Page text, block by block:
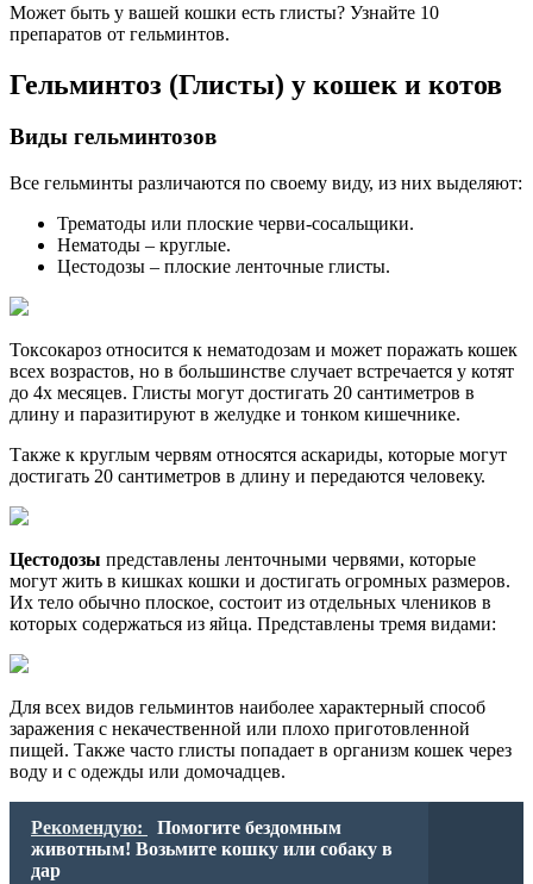
Может быть у вашей кошки есть глисты? Узнайте 10
препаратов от гельминтов.
Гельминтоз (Глисты) у кошек и котов
Виды гельминтозов
Все гельминты различаются по своему виду, из них выделяют:
Трематоды или плоские черви-сосальщики.
Нематоды – круглые.
Цестодозы – плоские ленточные глисты.
Токсокароз относится к нематодозам и может поражать кошек
всех возрастов, но в большинстве случает встречается у котят
до 4х месяцев. Глисты могут достигать 20 сантиметров в
длину и паразитируют в желудке и тонком кишечнике.
Также к круглым червям относятся аскариды, которые могут
достигать 20 сантиметров в длину и передаются человеку.
Цестодозы представлены ленточными червями, которые
могут жить в кишках кошки и достигать огромных размеров.
Их тело обычно плоское, состоит из отдельных члеников в
которых содержаться из яйца. Представлены тремя видами:
Для всех видов гельминтов наиболее характерный способ
заражения с некачественной или плохо приготовленной
пищей. Также часто глисты попадает в организм кошек через
воду и с одежды или домочадцев.
Рекомендую:
Помогите бездомным
животным! Возьмите кошку или собаку в
дар